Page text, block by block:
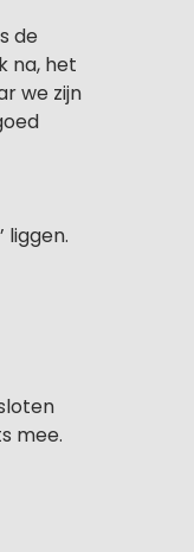
de
na, het
we zijn
liggen.
mee.